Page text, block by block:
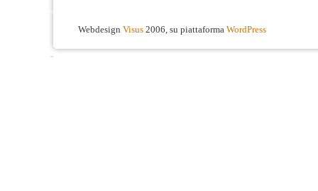
Webdesign Visus 2006, su piattaforma WordPress